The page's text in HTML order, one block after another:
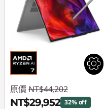
原價 NT$44,202
NT$29,952 32% off